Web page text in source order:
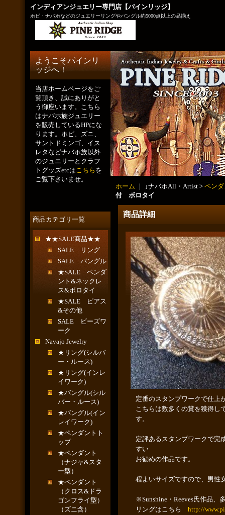
インディアンジュエリー専門店【パインリッジ】
ホピ・ナバホなどのジュエリーリングやバングル約5000点以上の品揃え
ようこそパインリ
ッジへ！
当店ホームページをご
覧頂き、誠にありがと
う御座います。こちら
はナバホ族ジュエリー
を販売しているHPにな
ります。ホピ、ズニ、
サントドミンゴ、イス
レタなどナバホ族以外
のジュエリーとクラフ
トグッズetcはこちら を
ご覧下さいませ。
商品カテゴリ一覧
★★SALE商品★★
SALE リング
SALE バングル
★SALE ペンダ
ント&ネックレ
ス&ボロタイ
★SALE ピアス
&その他
SALE ビーズワ
ーク
Navajo Jewelry
★リング(シルバ
ー・ルース)
★リング(インレ
イワーク)
★バングル(シル
バー・ルース)
★バングル(イン
レイワーク)
★ペンダントト
ップ
★ペンダント
（ナジャ&スタ
ー型）
★ペンダント
（クロス&ドラ
ゴンフライ型）
（ズニ含）
ホーム ｜ ↓ナバホAll・Artist > ペン
付 ボロタイ
商品詳細
定番のスタンプワークで仕上
こちらは数多くの賞を獲得し
す。
定評あるスタンプワークで完
すい
お勧めの作品です。
程よいサイズですので、男性
※Sunshine・Reeves氏作品、
リングはこちら http://